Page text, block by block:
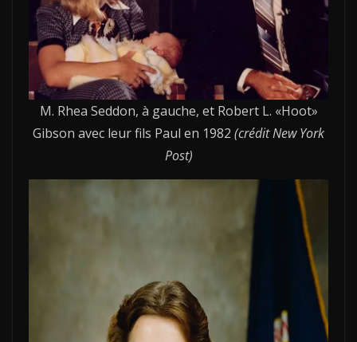
M. Rhea Seddon, à gauche, et Robert L. «Hoot»
Gibson avec leur fils Paul en 1982 (crédit New York
Post)